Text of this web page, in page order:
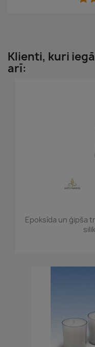
Klienti, kuri
arī:
Epoksīda un ģipša